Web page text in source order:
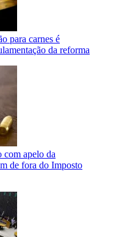
para carnes é
da reforma
com apelo da
de fora do Imposto